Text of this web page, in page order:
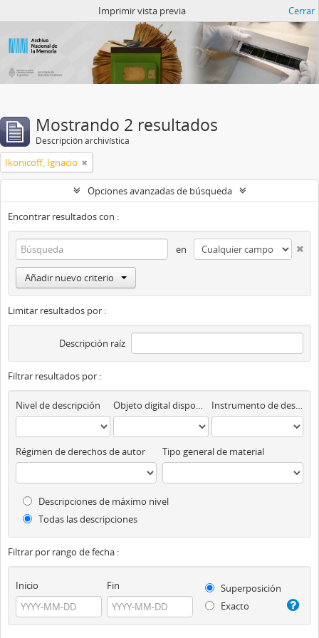
Imprimir vista previa Cerrar
Mostrando 2 resultados
Descripción archivística
Ikonicoff, Ignacio
Opciones avanzadas de búsqueda
Encontrar resultados con :
en
Añadir nuevo criterio
Limitar resultados por :
Descripción raíz
Filtrar resultados por :
Nivel de descripción Objeto digital disponibles Instrumento de descripción
Régimen de derechos de autor Tipo general de material
Descripciones de máximo nivel
Todas las descripciones
Filtrar por rango de fecha :
Inicio Fin
Superposición
Exacto